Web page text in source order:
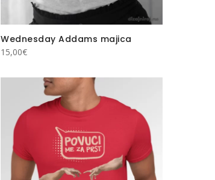
Wednesday Addams majica
15,00€